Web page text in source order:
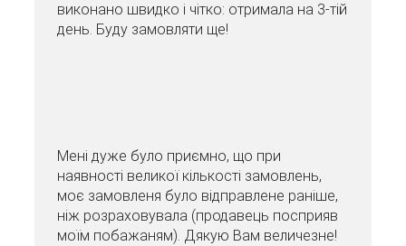
виконано швидко і чітко: отримала на 3-тій
день. Буду замовляти ще!
Мені дуже було приємно, що при
наявності великої кількості замовлень,
моє замовленя було відправлене раніше,
ніж розраховувала (продавець посприяв
моїм побажаням). Дякую Вам величезне!